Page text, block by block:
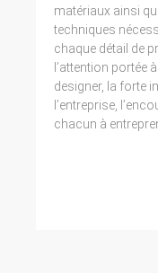
matériaux ainsi
techniques
chaque détail de
l’attention portée
designer, la forte
l’entreprise,
chacun à